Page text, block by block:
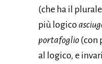
(che ha il plurale
più logico
portafoglio (con
al logico, e